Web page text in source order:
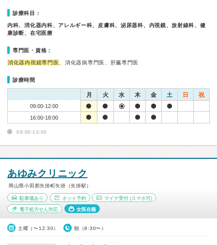
診療科目：
内科、消化器内科、アレルギー科、皮膚科、泌尿器科、内視鏡、放射線科、健
康診断、在宅医療
専門医・資格：
消化器内視鏡専門医 、消化器病専門医、肝臓専門医
診療時間
月 火 水 木 金 土 日 祝
09:00-12:00
16:00-18:00
09:00-13:00
あゆみクリニック
岡山県小田郡矢掛町矢掛（矢掛駅）
駐車場あり ネット予約 マイナ受付 (スマホ可)
電子処方せん対応 女医在籍
土曜（〜12:30） 朝（8:30〜）